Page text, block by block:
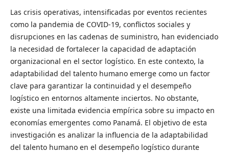
Las crisis operativas, intensificadas por eventos recientes
como la pandemia de COVID-19, conflictos sociales y
disrupciones en las cadenas de suministro, han evidenciado
la necesidad de fortalecer la capacidad de adaptación
organizacional en el sector logístico. En este contexto, la
adaptabilidad del talento humano emerge como un factor
clave para garantizar la continuidad y el desempeño
logístico en entornos altamente inciertos. No obstante,
existe una limitada evidencia empírica sobre su impacto en
economías emergentes como Panamá. El objetivo de esta
investigación es analizar la influencia de la adaptabilidad
del talento humano en el desempeño logístico durante